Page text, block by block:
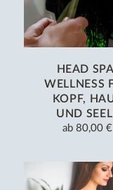
HEAD
WELLNESS
KOPF,
UND
ab 80,00 €